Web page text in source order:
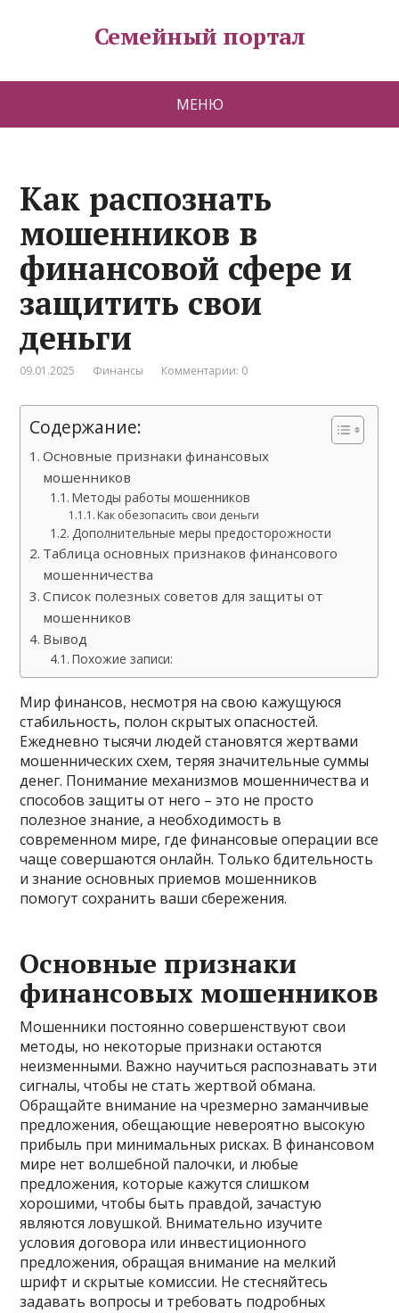
Семейный портал
МЕНЮ
Как распознать
мошенников в
финансовой сфере и
защитить свои
деньги
09.01.2025 Финансы Комментарии: 0
Содержание:
Основные признаки финансовых
мошенников
Методы работы мошенников
Как обезопасить свои деньги
Дополнительные меры предосторожности
Таблица основных признаков финансового
мошенничества
Список полезных советов для защиты от
мошенников
Вывод
Похожие записи:
Мир финансов, несмотря на свою кажущуюся
стабильность, полон скрытых опасностей.
Ежедневно тысячи людей становятся жертвами
мошеннических схем, теряя значительные суммы
денег. Понимание механизмов мошенничества и
способов защиты от него – это не просто
полезное знание, а необходимость в
современном мире, где финансовые операции все
чаще совершаются онлайн. Только бдительность
и знание основных приемов мошенников
помогут сохранить ваши сбережения.
Основные признаки
финансовых мошенников
Мошенники постоянно совершенствуют свои
методы, но некоторые признаки остаются
неизменными. Важно научиться распознавать эти
сигналы, чтобы не стать жертвой обмана.
Обращайте внимание на чрезмерно заманчивые
предложения, обещающие невероятно высокую
прибыль при минимальных рисках. В финансовом
мире нет волшебной палочки, и любые
предложения, которые кажутся слишком
хорошими, чтобы быть правдой, зачастую
являются ловушкой. Внимательно изучите
условия договора или инвестиционного
предложения, обращая внимание на мелкий
шрифт и скрытые комиссии. Не стесняйтесь
задавать вопросы и требовать подробных